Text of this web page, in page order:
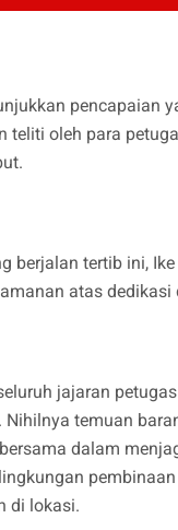
pencapaian
teliti oleh para
berjalan tertib ini,
atas
jajaran
temuan
dalam
di lokasi.